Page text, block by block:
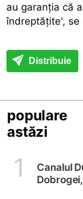
au garanția că
îndreptățite', se
Distribuie
populare
astăzi
1
Canalul